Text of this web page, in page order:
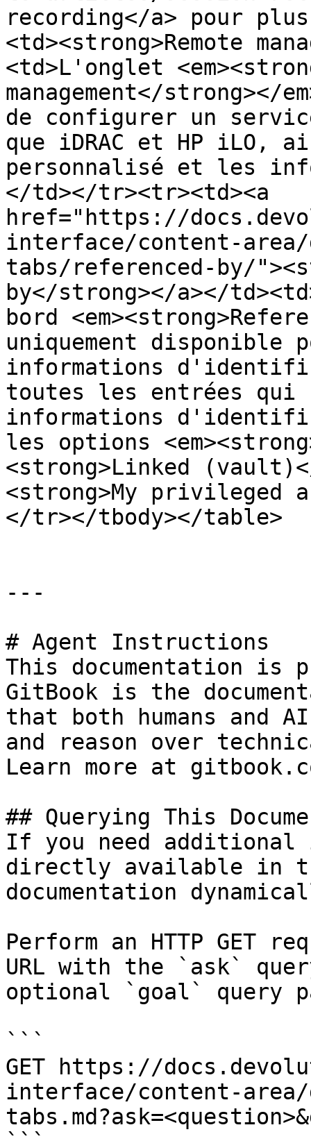
recording</a> pour
<td><strong>Remote
<td>L'onglet
management</
de configurer un
que iDRAC et HP iLO,
personnalisé et les
</td></tr><tr><td><a
href="https://
interface/content-area/
tabs/referenced-by/
by</strong></a></
bord
uniquement disponible
informations
toutes les entrées
informations
les options
<strong>Linked
<strong>My privileged
</tr></tbody></table>
---
# Agent Instructions
This documentation is
GitBook is the
that both humans and
and reason over
Learn more at
## Querying This
If you need
directly available in
documentation
Perform an HTTP GET
URL with the `ask`
optional `goal` query
```
GET https://
interface/content-area/